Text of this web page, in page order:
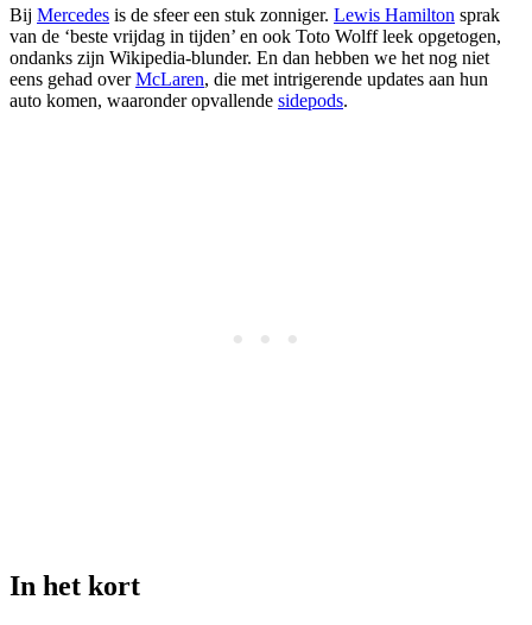
Bij Mercedes is de sfeer een stuk zonniger. Lewis Hamilton sprak
van de ‘beste vrijdag in tijden’ en ook Toto Wolff leek opgetogen,
ondanks zijn Wikipedia-blunder. En dan hebben we het nog niet
eens gehad overMcLaren, die met intrigerende updates aan hun
auto komen, waaronder opvallende sidepods.
In het kort